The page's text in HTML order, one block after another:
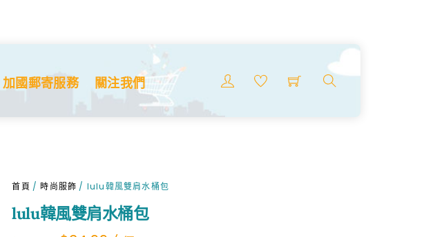
Menu
索
加國郵寄服務 關注我們
首頁 / 時尚服飾 / lulu韓風雙肩水桶包
lulu韓風雙肩水桶包